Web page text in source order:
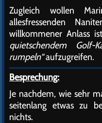
Zugleich wollen
allesfressenden
willkommener Anlass
quietschendem
rumpeln“aufzugreifen.
Besprechung:
Je nachdem, wie sehr
seitenlang etwas zu
nichts.